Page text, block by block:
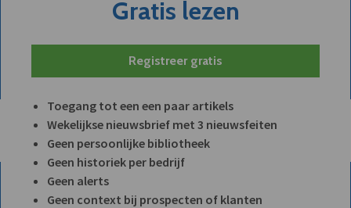
Gratis lezen
Registreer gratis
Toegang tot een een paar artikels
Wekelijkse nieuwsbrief met 3 nieuwsfeiten
Geen persoonlijke bibliotheek
Geen historiek per bedrijf
Geen alerts
Geen context bij prospecten of klanten